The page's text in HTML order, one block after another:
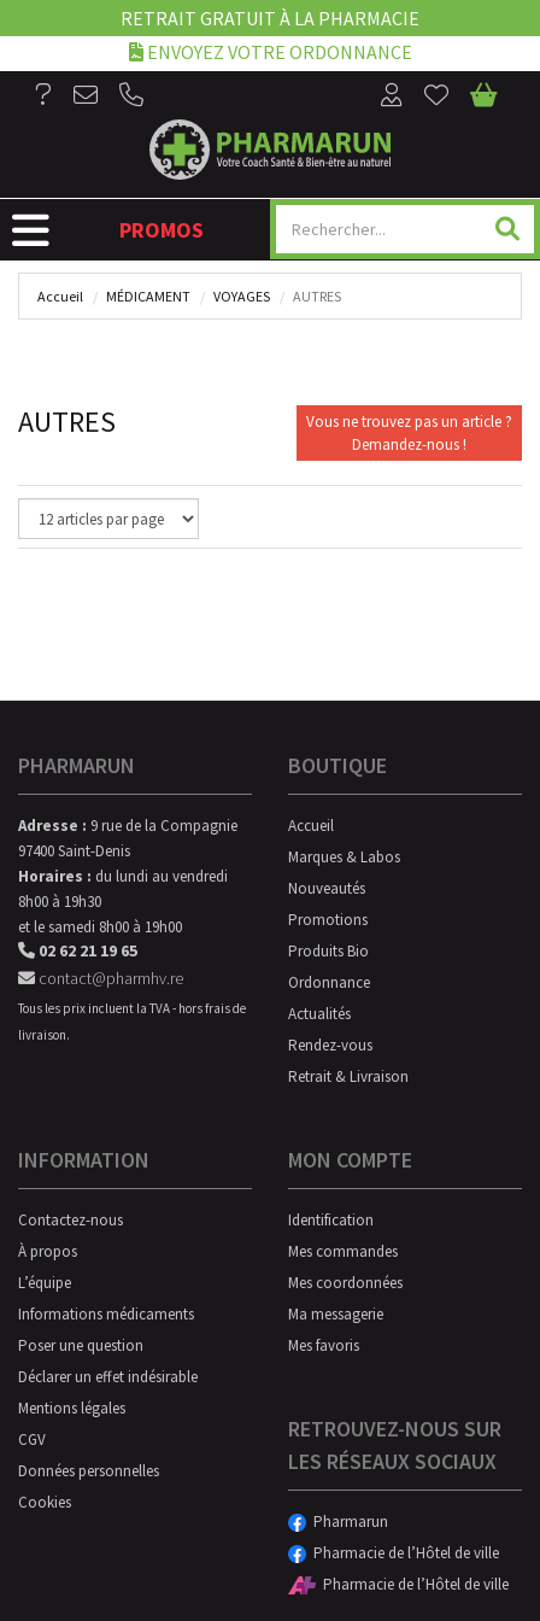
RETRAIT GRATUIT À LA PHARMACIE
ENVOYEZ VOTRE ORDONNANCE
NAVIGATION
PROMOS
Accueil MÉDICAMENT VOYAGES AUTRES
Vous ne trouvez pas un article ?
Demandez-nous !
AUTRES
PHARMARUN
Adresse : 9 rue de la Compagnie
97400 Saint-Denis
Horaires : du lundi au vendredi
8h00 à 19h30
et le samedi 8h00 à 19h00
02 62 21 19 65
contact@pharmhv.re
Tous les prix incluent la TVA - hors frais de
livraison.
BOUTIQUE
Accueil
Marques & Labos
Nouveautés
Promotions
Produits Bio
Ordonnance
Actualités
Rendez-vous
Retrait & Livraison
INFORMATION
Contactez-nous
À propos
L’équipe
Informations médicaments
Poser une question
Déclarer un effet indésirable
Mentions légales
CGV
Données personnelles
Cookies
MON COMPTE
Identification
Mes commandes
Mes coordonnées
Ma messagerie
Mes favoris
RETROUVEZ-NOUS SUR
LES RÉSEAUX SOCIAUX
Pharmarun
Pharmacie de l’Hôtel de ville
Pharmacie de l’Hôtel de ville